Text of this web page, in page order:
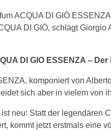
ACQUA DI GIÒ
DI GIÒ, schlägt
DI GIO ESSENZA – Der
komponiert von
sich aber in vielem von
neu: Statt der legendären
kommt jetzt erstmals eine